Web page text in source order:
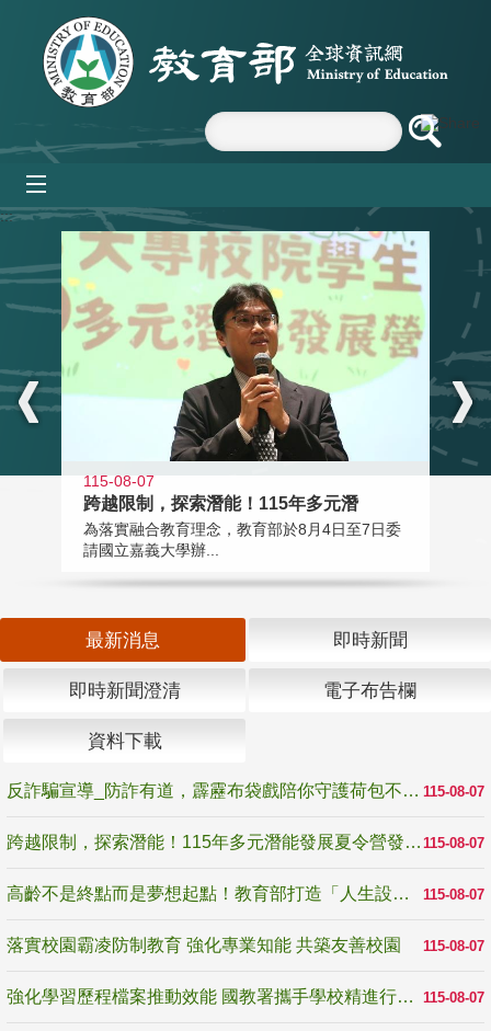
跳到主要內容區塊
:::
115-08-07
跨越限制，探索潛能！115年多元潛
為落實融合教育理念，教育部於8月4日至7日委
請國立嘉義大學辦...
最新消息 即時新聞
即時新聞澄清 電子布告欄
資料下載
115-08-07
反詐騙宣導_防詐有道，霹靂布袋戲陪你守護荷包不受騙
115-08-07
跨越限制，探索潛能！115年多元潛能發展夏令營發掘生命無限可能
115-08-07
高齡不是終點而是夢想起點！教育部打造「人生設計夢工場」 參展第3屆高齡健康產業博覽會
115-08-07
落實校園霸凌防制教育 強化專業知能 共築友善校園
115-08-07
強化學習歷程檔案推動效能 國教署攜手學校精進行政與教學支持